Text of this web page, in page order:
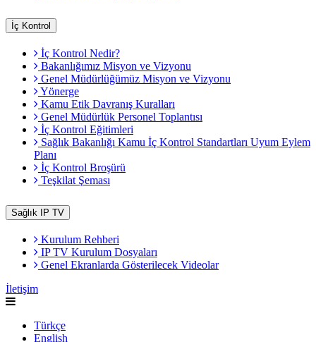
İç Kontrol
İç Kontrol Nedir?
Bakanlığımız Misyon ve Vizyonu
Genel Müdürlüğümüz Misyon ve Vizyonu
Yönerge
Kamu Etik Davranış Kuralları
Genel Müdürlük Personel Toplantısı
İç Kontrol Eğitimleri
Sağlık Bakanlığı Kamu İç Kontrol Standartları Uyum Eylem
Planı
İç Kontrol Broşürü
Teşkilat Şeması
Sağlık IP TV
Kurulum Rehberi
IP TV Kurulum Dosyaları
Genel Ekranlarda Gösterilecek Videolar
İletişim
Türkçe
English